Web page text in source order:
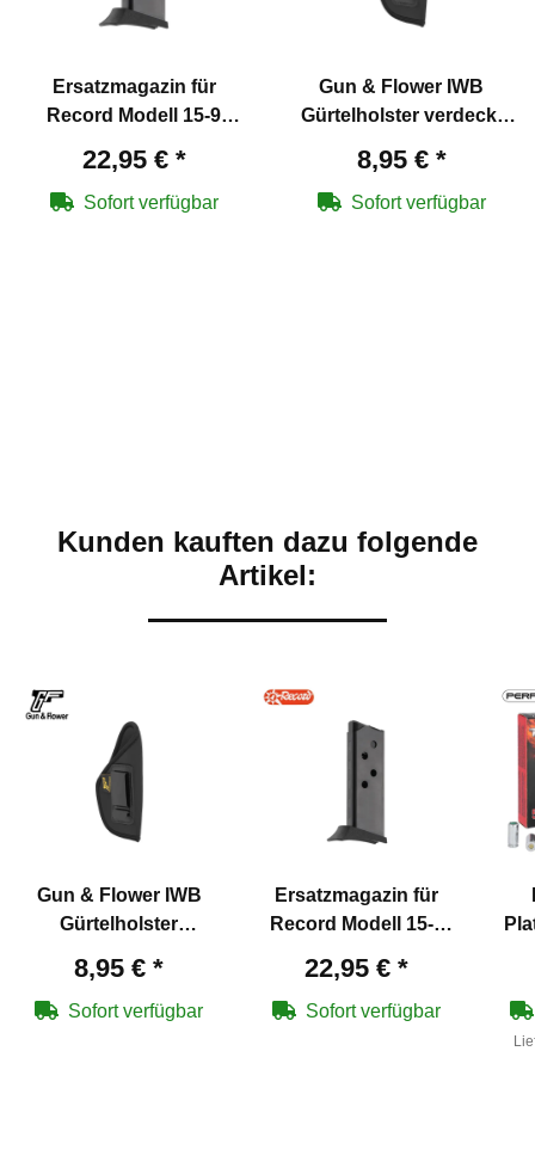
Ersatzmagazin für
Record Modell 15-9
mm P.A.K.
22,95 € *
Sofort verfügbar
Gun & Flower IWB
Gürtelholster verdeckt
8,95 € *
Sofort verfügbar
Kunden kauften dazu folgende
Artikel:
Gun & Flower IWB
Gürtelholster
Größe S
8,95 € *
Sofort verfügbar
Ersatzmagazin für
Record Modell 15-9
Pistole 9 mm P.A.K.
22,95 € *
Sofort verfügbar